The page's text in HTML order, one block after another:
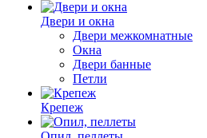
Двери и окна
Двери межкомнатные
Окна
Двери банные
Петли
Крепеж